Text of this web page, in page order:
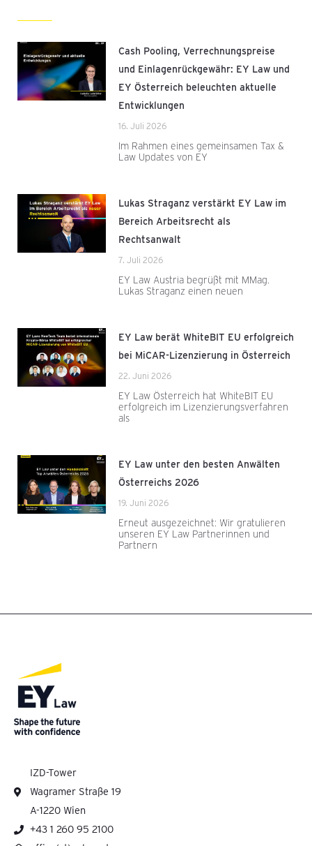
Cash Pooling, Verrechnungspreise
und Einlagenrückgewähr: EY Law und
EY Österreich beleuchten aktuelle
Entwicklungen
16. Juli 2026
Im Rahmen eines gemeinsamen Tax &
Law Updates von EY
Lukas Straganz verstärkt EY Law im
Bereich Arbeitsrecht als
Rechtsanwalt
7. Juli 2026
EY Law Austria begrüßt mit MMag.
Lukas Straganz einen neuen
EY Law berät WhiteBIT EU erfolgreich
bei MiCAR-Lizenzierung in Österreich
22. Juni 2026
EY Law Österreich hat WhiteBIT EU
erfolgreich im Lizenzierungsverfahren
als
EY Law unter den besten Anwälten
Österreichs 2026
19. Juni 2026
Erneut ausgezeichnet: Wir gratulieren
unseren EY Law Partnerinnen und
Partnern
IZD-Tower
Wagramer Straße 19
A-1220 Wien
+43 1 260 95 2100